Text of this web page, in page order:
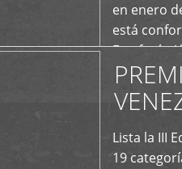
en enero
está
Estefanía
Lista la III
19